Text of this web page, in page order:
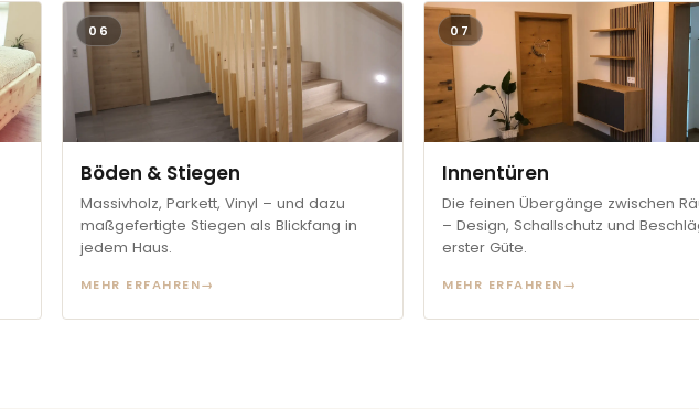
06
Böden & Stiegen
Massivholz, Parkett, Vinyl – und dazu
maßgefertigte Stiegen als Blickfang in
jedem Haus.
MEHR ERFAHREN→
07
Innentüren
Die feinen Übergänge zwischen
– Design, Schallschutz und
erster Güte.
MEHR ERFAHREN→